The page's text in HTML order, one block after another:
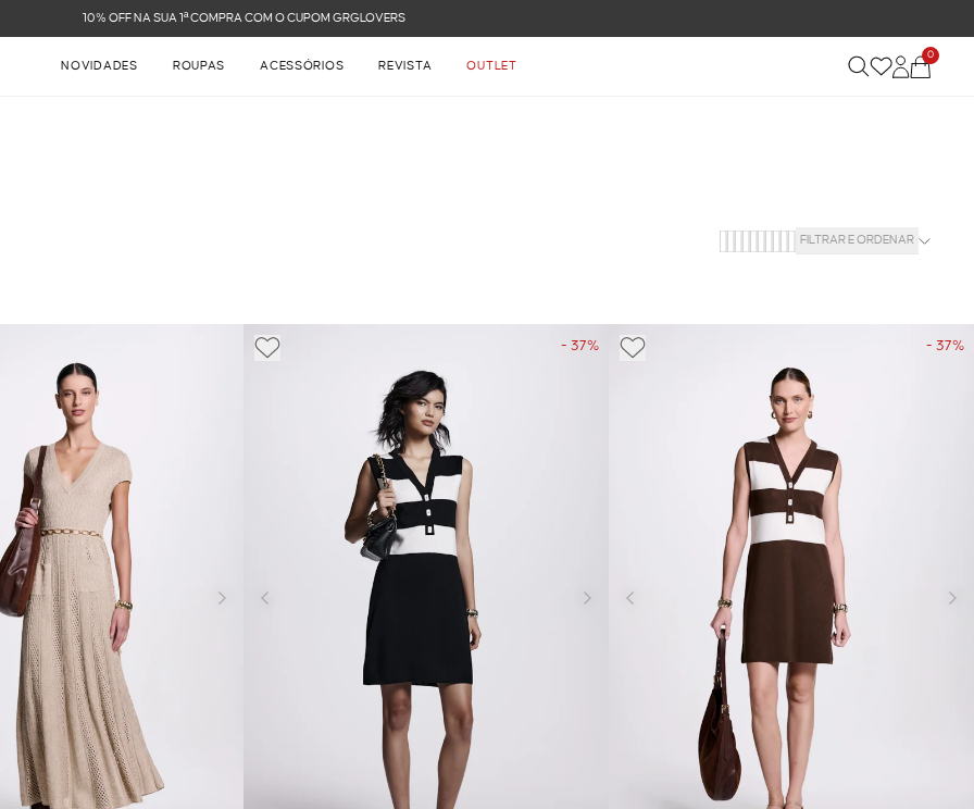
FRETE GRÁTIS NAS COMPRAS ACIMA DE R$ 899
NOVIDADES ROUPAS ACESSÓRIOS REVISTA OUTLET
0
FILTRAR E ORDENAR
- 37% - 37%